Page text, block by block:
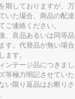
期しておりますが、万
いた場合、商品の配達
ご連絡ください。
、良品あるいは同等品
す。代替品が無い場合
ます。
ンテージ品につきまし
等極力明記させていた
い限り返品はお断りさ